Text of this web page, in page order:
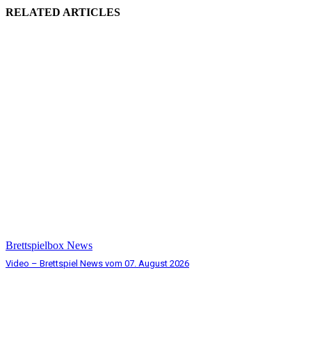
RELATED ARTICLES
Brettspielbox News
Video – Brettspiel News vom 07. August 2026